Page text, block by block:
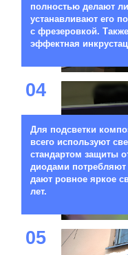
полностью делают
устанавливают его
с фрезеровкой.
эффектная
04
Для подсветки
всего используют
стандартом защиты
диодами
дают ровное яркое
лет.
05